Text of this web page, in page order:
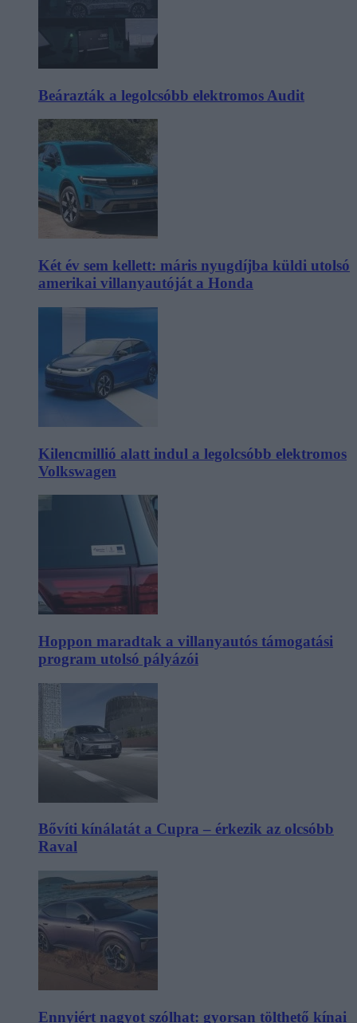
Beárazták a legolcsóbb elektromos Audit
Két év sem kellett: máris nyugdíjba küldi utolsó
amerikai villanyautóját a Honda
Kilencmillió alatt indul a legolcsóbb elektromos
Volkswagen
Hoppon maradtak a villanyautós támogatási
program utolsó pályázói
Bővíti kínálatát a Cupra – érkezik az olcsóbb
Raval
Ennyiért nagyot szólhat: gyorsan tölthető kínai